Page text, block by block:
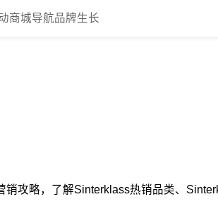
商城导航品牌生长
销攻略，了解Sinterklass热销品类、